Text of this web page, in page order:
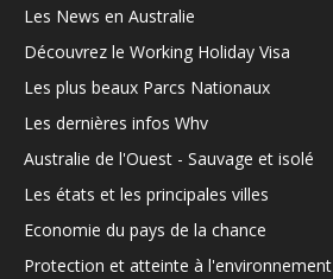
Les News en Australie
Découvrez le Working Holiday Visa
Les plus beaux Parcs Nationaux
Les dernières infos Whv
Australie de l'Ouest - Sauvage et isolé
Les états et les principales villes
Economie du pays de la chance
Protection et atteinte à l'environnement